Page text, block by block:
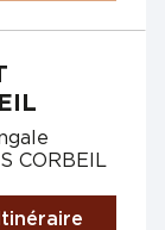
CORBEIL
Itinéraire